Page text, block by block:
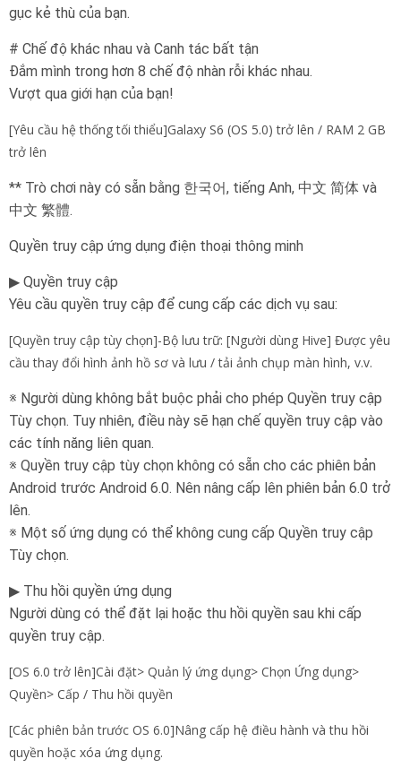
gục kẻ thù của bạn.
# Chế độ khác nhau và Canh tác bất tận
Đắm mình trong hơn 8 chế độ nhàn rỗi khác nhau.
Vượt qua giới hạn của bạn!
[Yêu cầu hệ thống tối thiểu]Galaxy S6 (OS 5.0) trở lên / RAM 2 GB
trở lên
** Trò chơi này có sẵn bằng 한국어, tiếng Anh, 中文 简体 và
中文 繁體.
Quyền truy cập ứng dụng điện thoại thông minh
▶ Quyền truy cập
Yêu cầu quyền truy cập để cung cấp các dịch vụ sau:
[Quyền truy cập tùy chọn]-Bộ lưu trữ: [Người dùng Hive] Được yêu
cầu thay đổi hình ảnh hồ sơ và lưu / tải ảnh chụp màn hình, v.v.
※ Người dùng không bắt buộc phải cho phép Quyền truy cập
Tùy chọn. Tuy nhiên, điều này sẽ hạn chế quyền truy cập vào
các tính năng liên quan.
※ Quyền truy cập tùy chọn không có sẵn cho các phiên bản
Android trước Android 6.0. Nên nâng cấp lên phiên bản 6.0 trở
lên.
※ Một số ứng dụng có thể không cung cấp Quyền truy cập
Tùy chọn.
▶ Thu hồi quyền ứng dụng
Người dùng có thể đặt lại hoặc thu hồi quyền sau khi cấp
quyền truy cập.
[OS 6.0 trở lên]Cài đặt> Quản lý ứng dụng> Chọn Ứng dụng>
Quyền> Cấp / Thu hồi quyền
[Các phiên bản trước OS 6.0]Nâng cấp hệ điều hành và thu hồi
quyền hoặc xóa ứng dụng.